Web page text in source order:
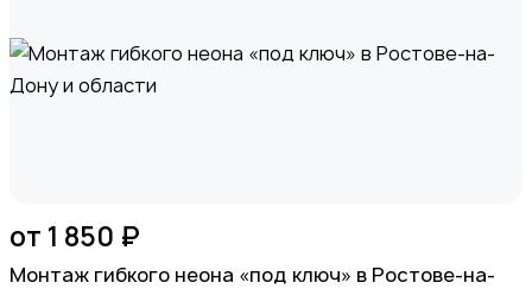
от 1 850 ₽
Монтаж гибкого неона «под ключ» в Ростове-на-